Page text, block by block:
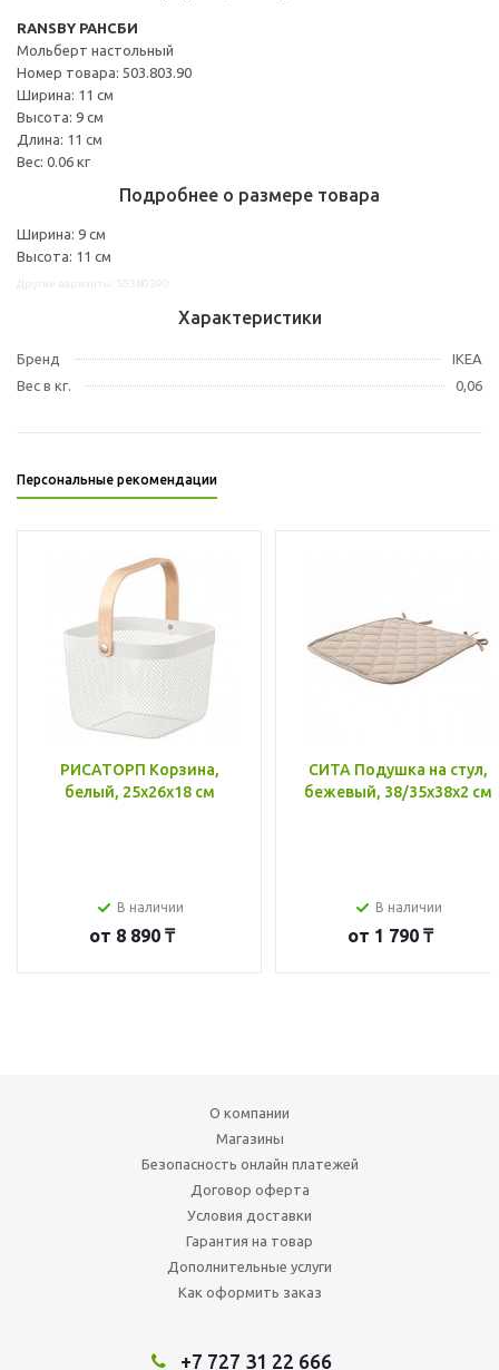
RANSBY РАНСБИ
Мольберт настольный
Номер товара: 503.803.90
Ширина: 11 см
Высота: 9 см
Длина: 11 см
Вес: 0.06 кг
Подробнее о размере товара
Ширина: 9 см
Высота: 11 см
Характеристики
Бренд
IKEA
Вес в кг.
0,06
Персональные рекомендации
РИСАТОРП Корзина,
белый, 25x26x18 см
В наличии
от 8 890 ₸
СИТА Подушка на стул,
бежевый, 38/35x38x2 см
В наличии
от 1 790 ₸
О компании
Магазины
Безопасность онлайн платежей
Договор оферта
Условия доставки
Гарантия на товар
Дополнительные услуги
Как оформить заказ
+7 727 31 22 666